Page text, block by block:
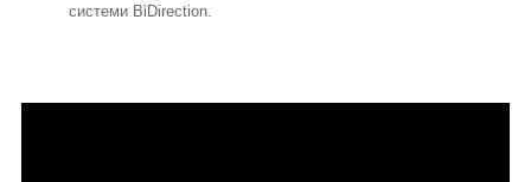
системи BiDirection.